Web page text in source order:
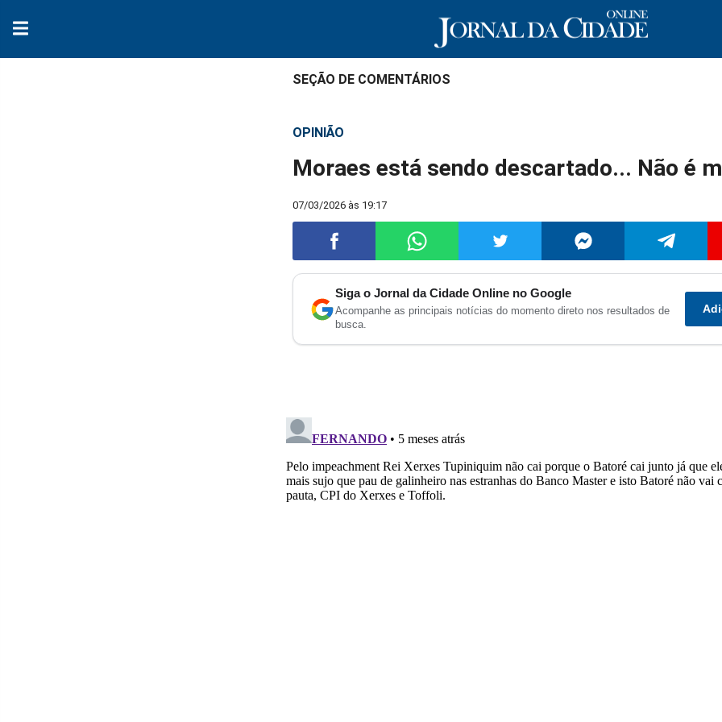
SEÇÃO DE COMENTÁRIOS
OPINIÃO
Moraes está sendo descartado... Não é
07/03/2026 às 19:17
CompartilharCompartilhar
Siga o Jornal da Cidade Online no Google
Acompanhe as principais notícias do momento direto nos resultados de
busca.